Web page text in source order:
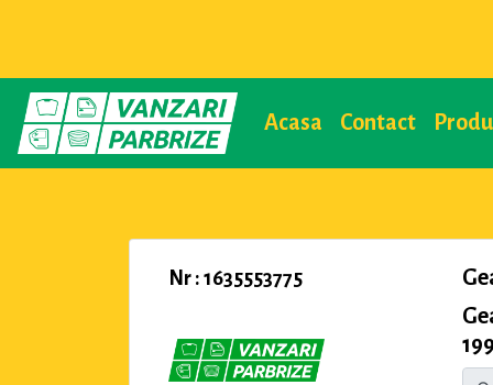
Acasa Contact
Nr : 1635553775